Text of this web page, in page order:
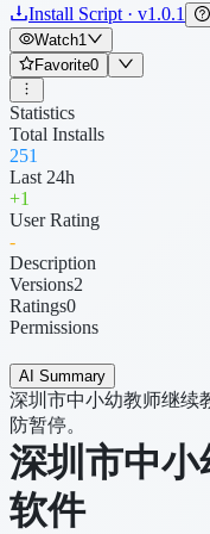
Install Script · v1.0.1
Watch1
Favorite0
Statistics
Total Installs
251
Last 24h
+1
User Rating
-
Description
Versions2
Ratings0
Permissions
AI Summary
深圳市中小幼教师继续
防暂停。
深圳市中
软件